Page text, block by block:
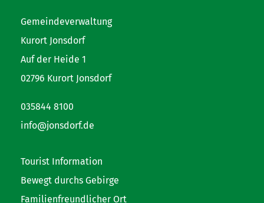
Gemeindeverwaltung
Kurort Jonsdorf
Auf der Heide 1
02796 Kurort Jonsdorf
035844 8100
info@jonsdorf.de
Tourist Information
Bewegt durchs Gebirge
Familienfreundlicher Ort